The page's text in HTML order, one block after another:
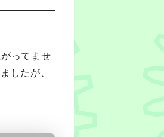
ってませ
したが、